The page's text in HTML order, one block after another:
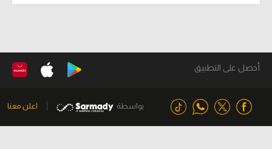
أحصل على التطبيق
بواسطة اعلن معنا